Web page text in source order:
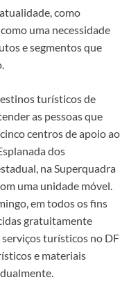
como
uma necessidade
e segmentos que
turísticos de
as pessoas que
centros de apoio ao
dos
na Superquadra
uma unidade móvel.
em todos os fins
gratuitamente
turísticos no DF
e materiais